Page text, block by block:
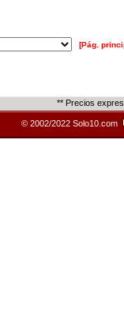
[Pág.
** Precios
© 2002/2022 Solo10.com